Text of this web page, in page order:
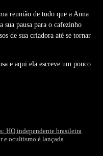
reunião de tudo que a Anna
sua pausa para o cafezinho
de sua criadora até se tornar
e aqui ela escreve um pouco
HQ independente brasileira
e ocultismo é lançada